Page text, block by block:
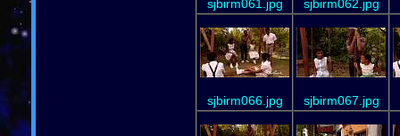
sjbirm061.jpg sjbirm062.jpg
sjbirm066.jpg sjbirm067.jpg